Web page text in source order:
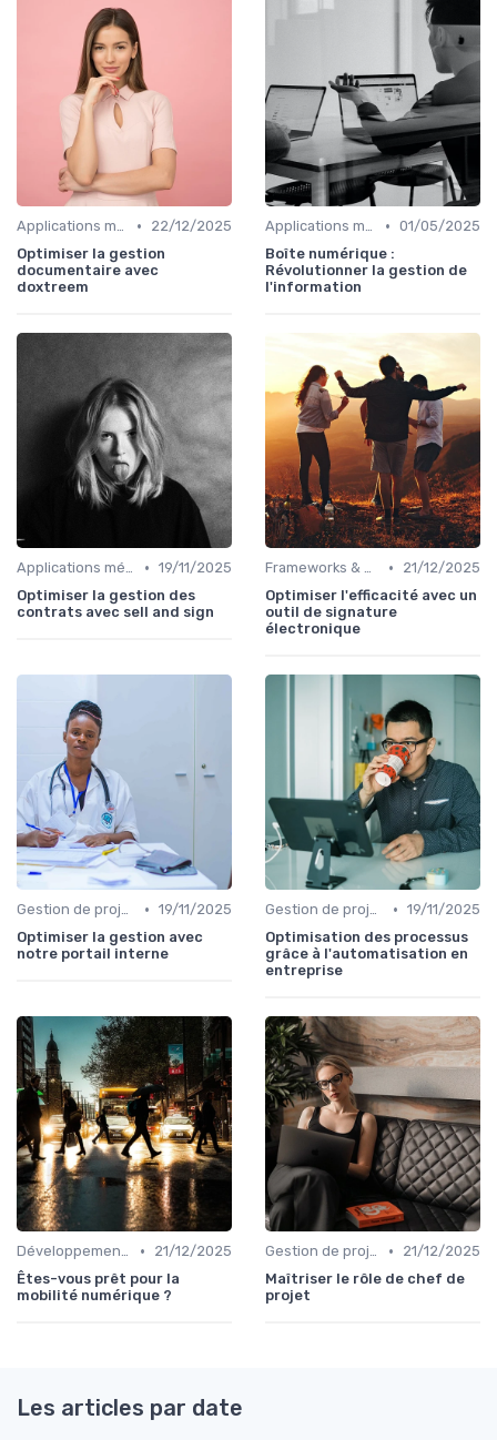
Applications métiers •
22/12/2025
Optimiser la gestion
documentaire avec
doxtreem
Applications métiers • 01/05/2025
Boîte numérique :
Révolutionner la gestion de
l'information
Applications métiers • 19/11/2025
Optimiser la gestion des
contrats avec sell and sign
Frameworks & Outils •
21/12/2025
Optimiser l'efficacité avec un
outil de signature
électronique
Gestion de projets • 19/11/2025
Optimiser la gestion avec
notre portail interne
Gestion de projets • 19/11/2025
Optimisation des processus
grâce à l'automatisation en
entreprise
Développement mobile •
21/12/2025
Êtes-vous prêt pour la
mobilité numérique ?
Gestion de projets •
21/12/2025
Maîtriser le rôle de chef de
projet
Les articles par date